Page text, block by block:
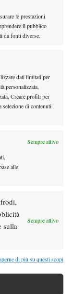
le prestazioni
il pubblico
da fonti diverse.
dati limitati per
personalizzata,
Creare profili per
di contenuti
Sempre attivo
alle
sulla
Sempre attivo
di più su questi scopi
portato a nulla,
ritmo e
che lei era
sono partita
per
forfait di
a che ora e
tabellone